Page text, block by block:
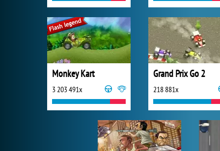
Monkey Kart
3 203 491x
Grand Prix Go 2
218 881x